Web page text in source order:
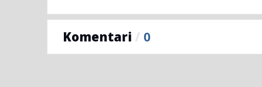
Komentari / 0